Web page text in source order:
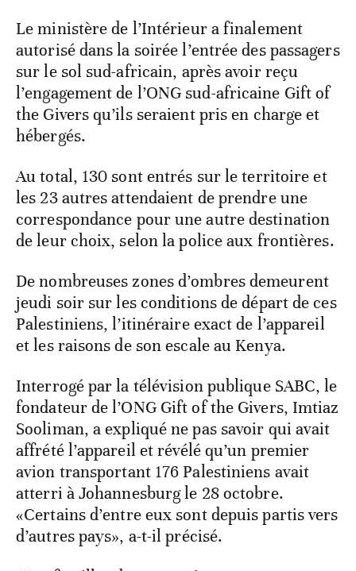
Le ministère de l’Intérieur a finalement
autorisé dans la soirée l’entrée des passagers
sur le sol sud-africain, après avoir reçu
l’engagement de l’ONG sud-africaine Gift of
the Givers qu’ils seraient pris en charge et
hébergés.
Au total, 130 sont entrés sur le territoire et
les 23 autres attendaient de prendre une
correspondance pour une autre destination
de leur choix, selon la police aux frontières.
De nombreuses zones d’ombres demeurent
jeudi soir sur les conditions de départ de ces
Palestiniens, l’itinéraire exact de l’appareil
et les raisons de son escale au Kenya.
Interrogé par la télévision publique SABC, le
fondateur de l’ONG Gift of the Givers, Imtiaz
Sooliman, a expliqué ne pas savoir qui avait
affrété l’appareil et révélé qu’un premier
avion transportant 176 Palestiniens avait
atterri à Johannesburg le 28 octobre.
«Certains d’entre eux sont depuis partis vers
d’autres pays», a-t-il précisé.